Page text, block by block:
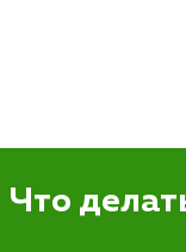
Что